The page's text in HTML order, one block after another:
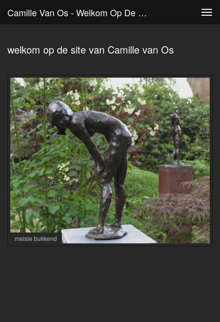
Camille Van Os - Welkom Op De Site Van Camille Van Os
welkom op de site van Camille van Os
meisje bukkend